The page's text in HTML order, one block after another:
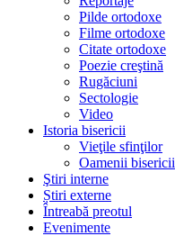
Pilde ortodoxe
Filme ortodoxe
Citate ortodoxe
Poezie creştină
Rugăciuni
Sectologie
Video
Istoria bisericii
Vieţile sfinţilor
Oamenii bisericii
Ştiri interne
Știri externe
Întreabă preotul
Evenimente